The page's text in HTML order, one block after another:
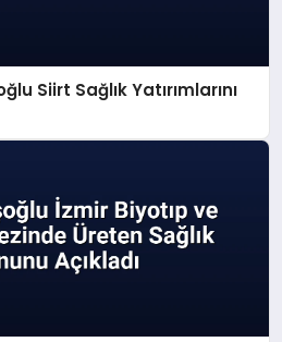
Siirt Sağlık Yatırımlarını